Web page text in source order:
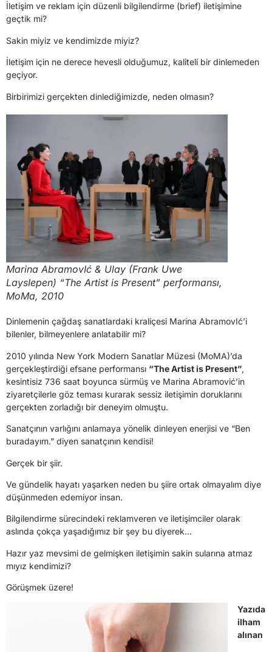
İletişim ve reklam için düzenli bilgilendirme (brief) iletişimine
geçtik mi?
Sakin miyiz ve kendimizde miyiz?
İletişim için ne derece hevesli olduğumuz, kaliteli bir dinlemeden
geçiyor.
Birbirimizi gerçekten dinlediğimizde, neden olmasın?
Marina AbramovIć & Ulay (Frank Uwe
LaysIepen) “The Artist is Present” performansı,
MoMa, 2010
Dinlemenin çağdaş sanatlardaki kraliçesi Marina AbramovIć’i
bilenler, bilmeyenlere anlatabilir mi?
2010 yılında New York Modern Sanatlar Müzesi (MoMA)’da
gerçekleştirdiği efsane performansı “The Artist is Present”,
kesintisiz 736 saat boyunca sürmüş ve Marina Abramović’in
ziyaretçilerle göz teması kurarak sessiz iletişimin doruklarını
gerçekten zorladığı bir deneyim olmuştu.
Sanatçının varlığını anlamaya yönelik dinleyen enerjisi ve “Ben
buradayım.” diyen sanatçının kendisi!
Gerçek bir şiir.
Ve gündelik hayatı yaşarken neden bu şiire ortak olmayalım diye
düşünmeden edemiyor insan.
Bilgilendirme sürecindeki reklamveren ve iletişimciler olarak
aslında çokça yaşadığımız bir şey bu diyerek…
Hazır yaz mevsimi de gelmişken iletişimin sakin sularına atmaz
mıyız kendimizi?
Görüşmek üzere!
Yazıda
ilham
alınan